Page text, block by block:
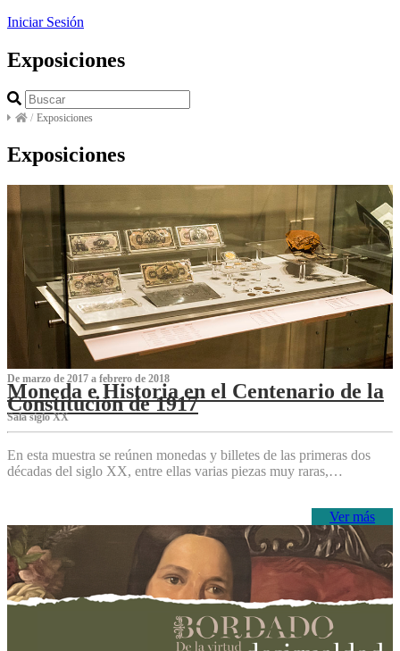
Iniciar Sesión
Exposiciones
/ Exposiciones
Exposiciones
De marzo de 2017 a febrero de 2018
Moneda e Historia en el Centenario de la
Constitución de 1917
Sala siglo XX
En esta muestra se reúnen monedas y billetes de las primeras dos
décadas del siglo XX, entre ellas varias piezas muy raras,…
Ver más